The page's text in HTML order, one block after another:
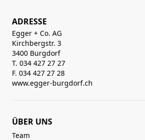
ADRESSE
Egger + Co. AG
Kirchbergstr. 3
3400 Burgdorf
T. 034 427 27 27
F. 034 427 27 28
www.egger-burgdorf.ch
ÜBER UNS
Team